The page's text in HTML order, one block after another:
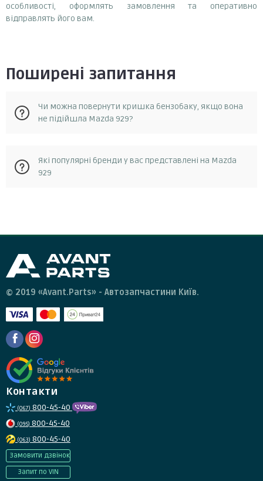
особливості, оформлять замовлення та оперативно
відправлять його вам.
Поширені запитання
Чи можна повернути кришка бензобаку, якщо вона
не підійшла Mazda 929?
можна повернути протягом 14 днів з моменту отримання.
Повернення можливе за умови, що запчастина не була в
Які популярні бренди у вас представлені на Mazda
929
© 2019 «Avant.Parts» - Автозапчастини Київ.
Контакти
(067) 800-45-40
(095) 800-45-40
(063) 800-45-40
Замовити дзвінок
Запит по VIN